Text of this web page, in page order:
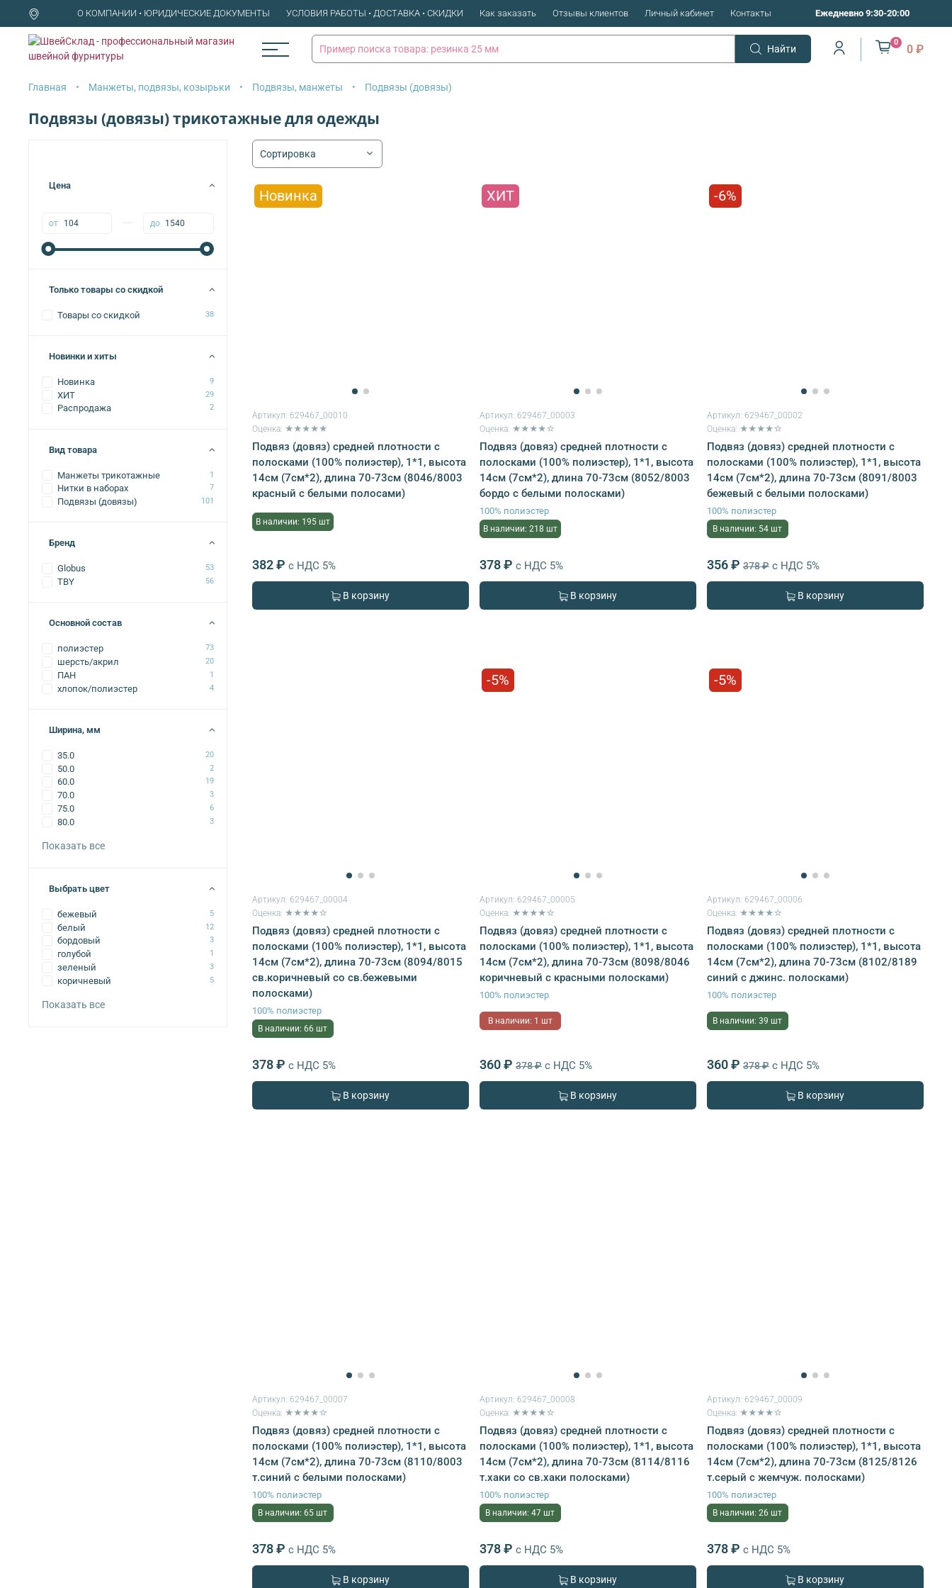
О КОМПАНИИ • ЮРИДИЧЕСКИЕ ДОКУМЕНТЫ УСЛОВИЯ РАБОТЫ • ДОСТАВКА • СКИДКИ Как заказать Отзывы клиентов Личный кабинет Контакты Ежедневно 9:30-20:00
Найти
0
0 ₽
Главная Манжеты, подвязы, козырьки Подвязы, манжеты Подвязы (довязы)
Подвязы (довязы) трикотажные для одежды
Новинка
Артикул: 629467_00010
Оценка: ★★★★★
Подвяз (довяз) средней плотности с
полосками (100% полиэстер), 1*1, высота
14см (7см*2), длина 70-73см (8046/8003
красный с белыми полосами)
В наличии: 195 шт
382 ₽ с НДС 5%
В корзину
ХИТ
Артикул: 629467_00003
Оценка: ★★★★☆
Подвяз (довяз) средней плотности с
полосками (100% полиэстер), 1*1, высота
14см (7см*2), длина 70-73см (8052/8003
бордо с белыми полосками)
100% полиэстер
В наличии: 218 шт
378 ₽ с НДС 5%
В корзину
-6%
Артикул: 629467_00002
Оценка: ★★★★☆
Подвяз (довяз) средней плотности с
полосками (100% полиэстер), 1*1, высота
14см (7см*2), длина 70-73см (8091/8003
бежевый с белыми полосками)
100% полиэстер
В наличии: 54 шт
356 ₽ 378 ₽ с НДС 5%
В корзину
Артикул: 629467_00004
Оценка: ★★★★☆
Подвяз (довяз) средней плотности с
полосками (100% полиэстер), 1*1, высота
14см (7см*2), длина 70-73см (8094/8015
св.коричневый со св.бежевыми
полосками)
100% полиэстер
В наличии: 66 шт
378 ₽ с НДС 5%
В корзину
-5%
Артикул: 629467_00005
Оценка: ★★★★☆
Подвяз (довяз) средней плотности с
полосками (100% полиэстер), 1*1, высота
14см (7см*2), длина 70-73см (8098/8046
коричневый с красными полосками)
100% полиэстер
В наличии: 1 шт
360 ₽ 378 ₽ с НДС 5%
В корзину
-5%
Артикул: 629467_00006
Оценка: ★★★★☆
Подвяз (довяз) средней плотности с
полосками (100% полиэстер), 1*1, высота
14см (7см*2), длина 70-73см (8102/8189
синий с джинс. полосками)
100% полиэстер
В наличии: 39 шт
360 ₽ 378 ₽ с НДС 5%
В корзину
Артикул: 629467_00007
Оценка: ★★★★☆
Подвяз (довяз) средней плотности с
полосками (100% полиэстер), 1*1, высота
14см (7см*2), длина 70-73см (8110/8003
т.синий с белыми полосками)
100% полиэстер
В наличии: 65 шт
378 ₽ с НДС 5%
В корзину
Артикул: 629467_00008
Оценка: ★★★★☆
Подвяз (довяз) средней плотности с
полосками (100% полиэстер), 1*1, высота
14см (7см*2), длина 70-73см (8114/8116
т.хаки со св.хаки полосками)
100% полиэстер
В наличии: 47 шт
378 ₽ с НДС 5%
В корзину
Артикул: 629467_00009
Оценка: ★★★★☆
Подвяз (довяз) средней плотности с
полосками (100% полиэстер), 1*1, высота
14см (7см*2), длина 70-73см (8125/8126
т.серый с жемчуж. полосками)
100% полиэстер
В наличии: 26 шт
378 ₽ с НДС 5%
В корзину
Цена
от до
Только товары со скидкой
Товары со скидкой 38
Новинки и хиты
Новинка 9
ХИТ 29
Распродажа 2
Вид товара
Манжеты трикотажные 1
Нитки в наборах 7
Подвязы (довязы) 101
Бренд
Globus 53
TBY 56
Основной состав
полиэстер 73
шерсть/акрил 20
ПАН 1
хлопок/полиэстер 4
Ширина, мм
35.0 20
50.0 2
60.0 19
70.0 3
75.0 6
80.0 3
Показать все
Выбрать цвет
бежевый 5
белый 12
бордовый 3
голубой 1
зеленый 3
коричневый 5
Показать все